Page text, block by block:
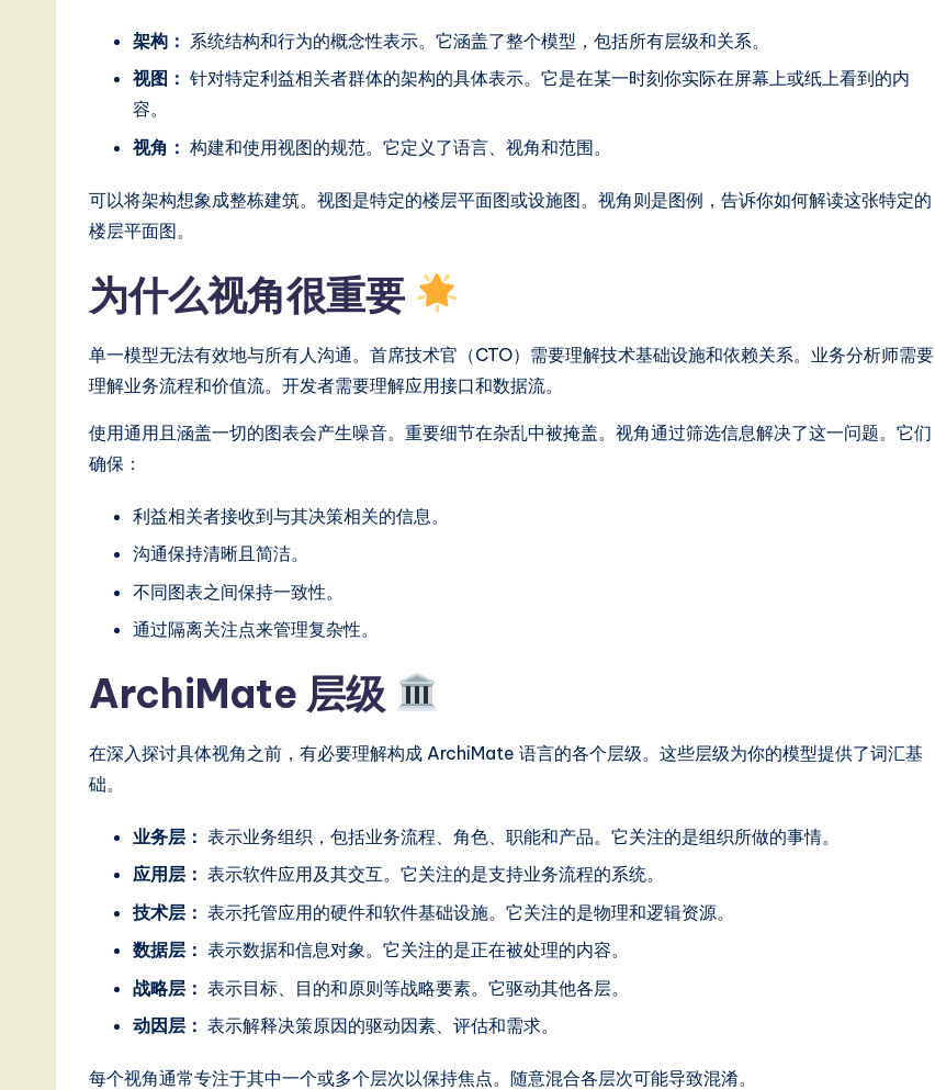
ft
w
架构： 系统结构和行为的概念性表示。它涵盖了整个模型，包括所有层级和关系。
视图： 针对特定利益相关者群体的架构的具体表示。它是在某一时刻你实际在屏幕上或纸上看到的内
容。
视角： 构建和使用视图的规范。它定义了语言、视角和范围。
可以将架构想象成整栋建筑。视图是特定的楼层平面图或设施图。视角则是图例，告诉你如何解读这张特定的
楼层平面图。
为什么视角很重要
单一模型无法有效地与所有人沟通。首席技术官（CTO）需要理解技术基础设施和依赖关系。业务分析师需要
理解业务流程和价值流。开发者需要理解应用接口和数据流。
使用通用且涵盖一切的图表会产生噪音。重要细节在杂乱中被掩盖。视角通过筛选信息解决了这一问题。它们
确保：
利益相关者接收到与其决策相关的信息。
沟通保持清晰且简洁。
不同图表之间保持一致性。
通过隔离关注点来管理复杂性。
ArchiMate 层级
在深入探讨具体视角之前，有必要理解构成 ArchiMate 语言的各个层级。这些层级为你的模型提供了词汇基
础。
业务层： 表示业务组织，包括业务流程、角色、职能和产品。它关注的是组织所做的事情。
应用层： 表示软件应用及其交互。它关注的是支持业务流程的系统。
技术层： 表示托管应用的硬件和软件基础设施。它关注的是物理和逻辑资源。
数据层： 表示数据和信息对象。它关注的是正在被处理的内容。
战略层： 表示目标、目的和原则等战略要素。它驱动其他各层。
动因层： 表示解释决策原因的驱动因素、评估和需求。
每个视角通常专注于其中一个或多个层次以保持焦点。随意混合各层次可能导致混淆。